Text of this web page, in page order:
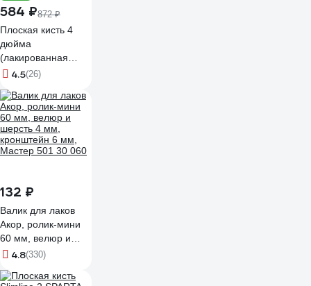
584 ₽872 ₽
Плоская кисть 4
дюйма
(лакированная
деревянная ручка,
щетина, для
масляных красок)
TOPEX Профи
19b640
4.5(26)
132 ₽
Валик для лаков
Акор, ролик-мини
60 мм, велюр и
шерсть 4 мм,
Мастер 501 30 060
4.8(330)